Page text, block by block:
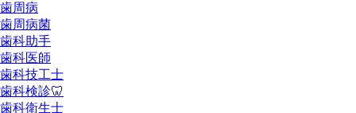
歯周病
歯周病菌
歯科助手
歯科医師
歯科技工士
歯科検診🦷
歯科衛生士